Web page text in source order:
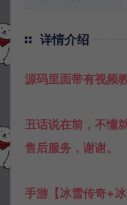
详情介绍
源码里面带有视频教
丑话说在前，不懂
售后服务，谢谢。
手游【冰雪传奇+